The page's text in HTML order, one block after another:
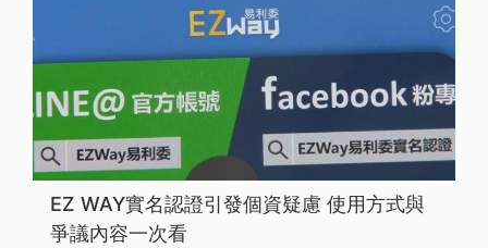
EZ WAY實名認證引發個資疑慮 使用方式與
爭議內容一次看